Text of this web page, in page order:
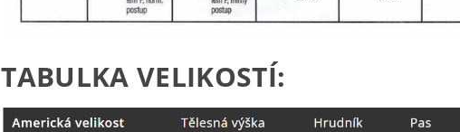
TABULKA VELIKOSTÍ: